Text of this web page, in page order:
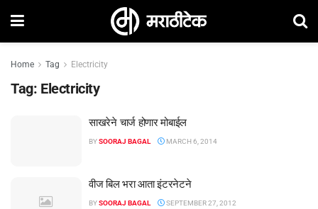
Home Tag Electricity
Tag: Electricity
साखरेने चार्ज होणार मोबाईल
BYSOORAJ BAGAL MARCH 6, 2014
वीज बिल भरा आता इंटरनेटने
BYSOORAJ BAGAL SEPTEMBER 27, 2012